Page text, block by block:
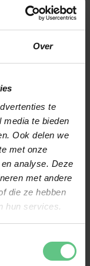
Over
te
te bieden
Ook delen we
met onze
analyse. Deze
met andere
die ze hebben
hun services.
vaak voor meer
kiezen juist
de balvlucht en
te kijken welke
persoonlijk advies
het vinden van een
EN
hoe